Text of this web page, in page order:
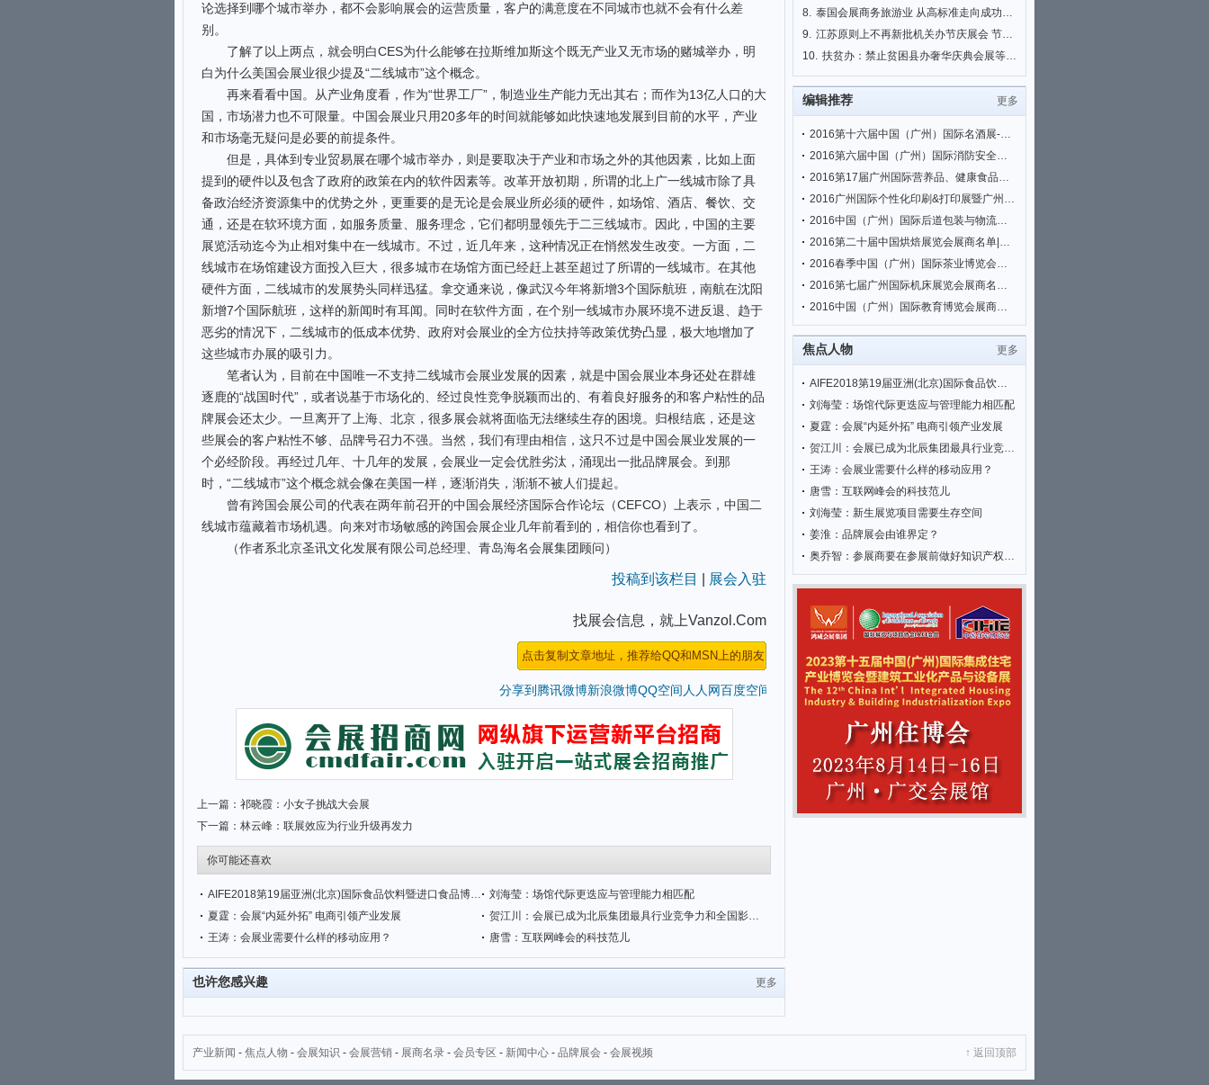
论选择到哪个城市举办，都不会影响展会的运营质量，客户的满意度在不同城市也就不会有什么差
别。
了解了以上两点，就会明白CES为什么能够在拉斯维加斯这个既无产业又无市场的赌城举办，明
白为什么美国会展业很少提及“二线城市”这个概念。
再来看看中国。从产业角度看，作为“世界工厂”，制造业生产能力无出其右；而作为13亿人口的大
国，市场潜力也不可限量。中国会展业只用20多年的时间就能够如此快速地发展到目前的水平，产业
和市场毫无疑问是必要的前提条件。
但是，具体到专业贸易展在哪个城市举办，则是要取决于产业和市场之外的其他因素，比如上面
提到的硬件以及包含了政府的政策在内的软件因素等。改革开放初期，所谓的北上广一线城市除了具
备政治经济资源集中的优势之外，更重要的是无论是会展业所必须的硬件，如场馆、酒店、餐饮、交
通，还是在软环境方面，如服务质量、服务理念，它们都明显领先于二三线城市。因此，中国的主要
展览活动迄今为止相对集中在一线城市。不过，近几年来，这种情况正在悄然发生改变。一方面，二
线城市在场馆建设方面投入巨大，很多城市在场馆方面已经赶上甚至超过了所谓的一线城市。在其他
硬件方面，二线城市的发展势头同样迅猛。拿交通来说，像武汉今年将新增3个国际航班，南航在沈阳
新增7个国际航班，这样的新闻时有耳闻。同时在软件方面，在个别一线城市办展环境不进反退、趋于
恶劣的情况下，二线城市的低成本优势、政府对会展业的全方位扶持等政策优势凸显，极大地增加了
这些城市办展的吸引力。
笔者认为，目前在中国唯一不支持二线城市会展业发展的因素，就是中国会展业本身还处在群雄
逐鹿的“战国时代”，或者说基于市场化的、经过良性竞争脱颖而出的、有着良好服务的和客户粘性的品
牌展会还太少。一旦离开了上海、北京，很多展会就将面临无法继续生存的困境。归根结底，还是这
些展会的客户粘性不够、品牌号召力不强。当然，我们有理由相信，这只不过是中国会展业发展的一
个必经阶段。再经过几年、十几年的发展，会展业一定会优胜劣汰，涌现出一批品牌展会。到那
时，“二线城市”这个概念就会像在美国一样，逐渐消失，渐渐不被人们提起。
曾有跨国会展公司的代表在两年前召开的中国会展经济国际合作论坛（CEFCO）上表示，中国二
线城市蕴藏着市场机遇。向来对市场敏感的跨国会展企业几年前看到的，相信你也看到了。
（作者系北京圣讯文化发展有限公司总经理、青岛海名会展集团顾问）
投稿到该栏目 展会入驻
找展会信息，就上Vanzol.Com
分享到 腾讯微博新浪微博QQ空间 人人网百度空间
上一篇： 祁晓霞：小女子挑战大会展
下一篇： 林云峰：联展效应为行业升级再发力
你可能还喜欢
AIFE2018第19届亚洲(北京)国际食品饮料暨进口食品博览会
刘海莹：场馆代际更迭应与管理能力相匹配
夏霆：会展“内延外拓” 电商引领产业发展
贺江川：会展已成为北辰集团最具行业竞争力和全国影响力的优势业务
王涛：会展业需要什么样的移动应用？
唐雪：互联网峰会的科技范儿
也许您感兴趣 更多
8. 泰国会展商务旅游业 从高标准走向成功新高度
9. 江苏原则上不再新批机关办节庆展会 节省财力
10. 扶贫办：禁止贫困县办奢华庆典会展等活动 搞形象工程
编辑推荐 更多
2016第十六届中国（广州）国际名酒展-春季展展商名单|会刊名录
2016第六届中国（广州）国际消防安全展览会、2016首届中国（广州）国际安全与
2016第17届广州国际营养品、健康食品及有机产品展览会展商名单|会刊名录
2016广州国际个性化印刷&打印展暨广州平板打印、3D打印及热转印展览会展商名
2016中国（广州）国际后道包装与物流技术展、2016中国（广州）国际生鲜配送及
2016第二十届中国烘焙展览会展商名单|会刊名录
2016春季中国（广州）国际茶业博览会展商名单|会刊名录
2016第七届广州国际机床展览会展商名单|会刊名录
2016中国（广州）国际教育博览会展商名单|会刊名录
焦点人物 更多
AIFE2018第19届亚洲(北京)国际食品饮料暨进口食品博览会
刘海莹：场馆代际更迭应与管理能力相匹配
夏霆：会展“内延外拓” 电商引领产业发展
贺江川：会展已成为北辰集团最具行业竞争力和全国影响力的优势业务
王涛：会展业需要什么样的移动应用？
唐雪：互联网峰会的科技范儿
刘海莹：新生展览项目需要生存空间
姜淮：品牌展会由谁界定？
奥乔智：参展商要在参展前做好知识产权相关工作
产业新闻 - 焦点人物 - 会展知识 - 会展营销 - 展商名录 - 会员专区 - 新闻中心 - 品牌展会 - 会展视频 ↑ 返回顶部